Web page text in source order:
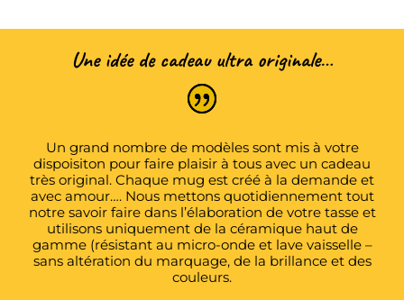
Une idée de cadeau ultra originale…
Un grand nombre de modèles sont mis à votre
dispoisiton pour faire plaisir à tous avec un cadeau
très original. Chaque mug est créé à la demande et
avec amour…. Nous mettons quotidiennement tout
notre savoir faire dans l’élaboration de votre tasse et
utilisons uniquement de la céramique haut de
gamme (résistant au micro-onde et lave vaisselle –
sans altération du marquage, de la brillance et des
couleurs.